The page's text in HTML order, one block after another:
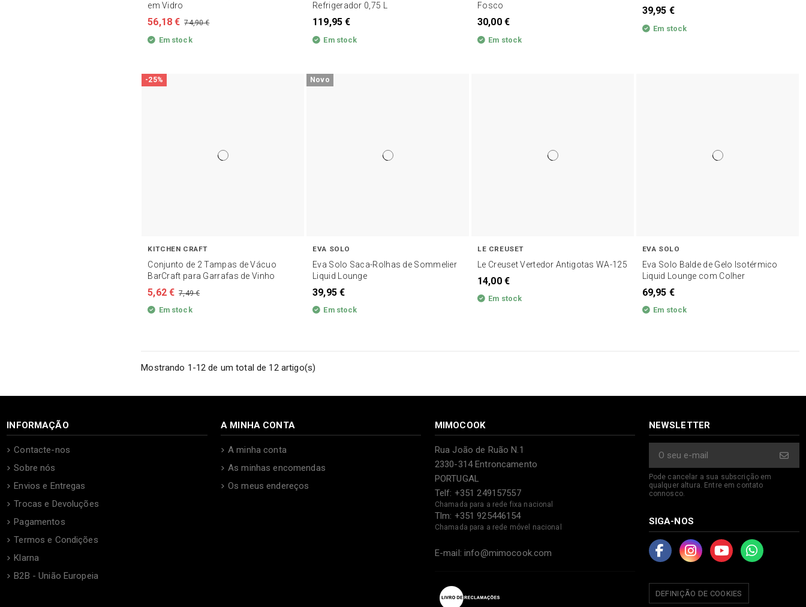
em Vidro
56,18 € 74,90 €
Em stock
Refrigerador 0,75 L
119,95 €
Em stock
Fosco
30,00 €
Em stock
39,95 €
Em stock
-25%
KITCHEN CRAFT
Conjunto de 2 Tampas de Vácuo
BarCraft para Garrafas de Vinho
5,62 € 7,49 €
Em stock
Novo
EVA SOLO
Eva Solo Saca-Rolhas de Sommelier
Liquid Lounge
39,95 €
Em stock
LE CREUSET
Le Creuset Vertedor Antigotas WA-125
14,00 €
Em stock
EVA SOLO
Eva Solo Balde de Gelo Isotérmico
Liquid Lounge com Colher
69,95 €
Em stock
Mostrando 1-12 de um total de 12 artigo(s)
INFORMAÇÃO
Contacte-nos
Sobre nós
Envios e Entregas
Trocas e Devoluções
Pagamentos
Termos e Condições
Klarna
B2B - União Europeia
A MINHA CONTA
A minha conta
As minhas encomendas
Os meus endereços
MIMOCOOK
Rua João de Ruão N.1
2330-314 Entroncamento
PORTUGAL
Telf: +351 249157557
Chamada para a rede fixa nacional
Tlm: +351 925446154
Chamada para a rede móvel nacional
E-mail: info@mimocook.com
NEWSLETTER
Pode cancelar a sua subscrição em
qualquer altura. Entre em contato
connosco.
SIGA-NOS
DEFINIÇÃO DE COOKIES